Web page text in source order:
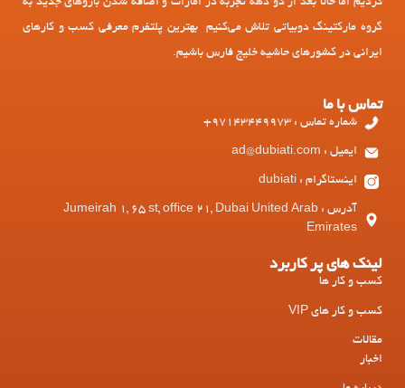
کردیم اما حالا بعد از دو دهه تجربه در امارات و اضافه شدن بازوهای جدید به
گروه مارکتینگ دوبیاتی تلاش می‌کنیم بهترین پلتفرم معرفی کسب و کارهای
ایرانی در کشورهای حاشیه خلیج فارس باشیم.
تماس با ما
شماره تماس : 97143449973+
ایمیل : ad@dubiati.com
اینستاگرام : dubiati
آدرس : Jumeirah 1, 65 st, office 21, Dubai United Arab
Emirates
لینک های پر کاربرد
کسب و کار ها
کسب و کار های VIP
مقالات
اخبار